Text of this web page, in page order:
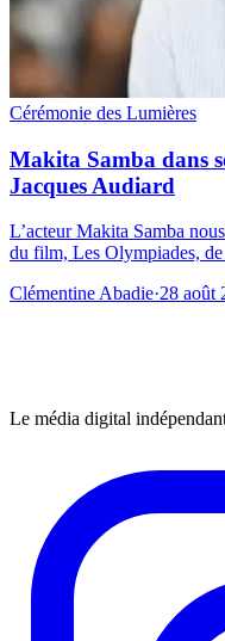
Cérémonie des Lumières
Makita Samba dans
Jacques Audiard
L’acteur Makita Samba
du film, Les Olympiades,
Clémentine Abadie·28 août
Le média digital